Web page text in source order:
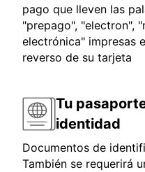
pago que lleven las
"prepago", "electron",
electrónica" impresas
reverso de su tarjeta
Tu
identidad
Documentos de
También se requerirá